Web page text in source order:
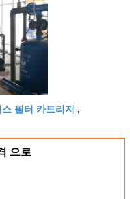
필터 카트리지 ,
으로